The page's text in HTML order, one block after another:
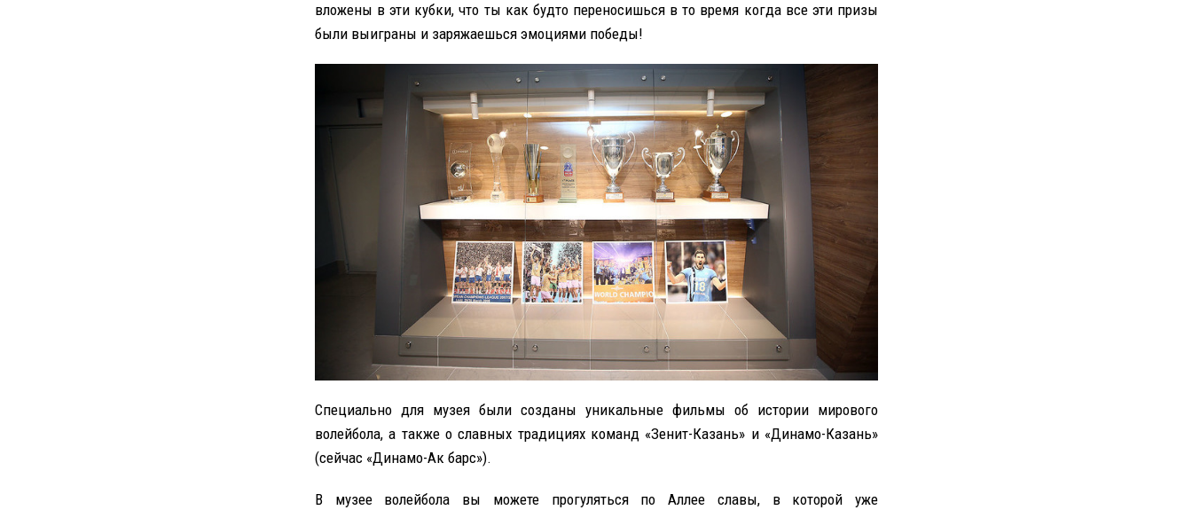
вложены в эти кубки, что ты как будто переносишься в то время когда все эти призы
были выиграны и заряжаешься эмоциями победы!
Специально для музея были созданы уникальные фильмы об истории мирового
волейбола, а также о славных традициях команд «Зенит-Казань» и «Динамо-Казань»
(сейчас «Динамо-Ак барс»).
В музее волейбола вы можете прогуляться по Аллее славы, в которой уже